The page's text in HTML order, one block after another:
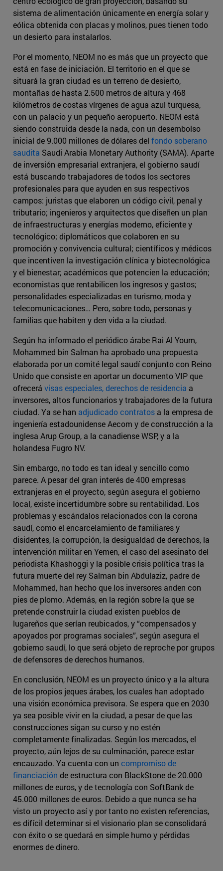
sistema de alimentación únicamente en energía solar y
eólica obtenida con placas y molinos, pues tienen todo
un desierto para instalarlos.
Por el momento, NEOM no es más que un proyecto que
está en fase de iniciación. El territorio en el que se
situará la gran ciudad es un terreno de desierto,
montañas de hasta 2.500 metros de altura y 468
kilómetros de costas vírgenes de agua azul turquesa,
con un palacio y un pequeño aeropuerto. NEOM está
siendo construida desde la nada, con un desembolso
inicial de 9.000 millones de dólares del fondo soberano
saudita Saudi Arabia Monetary Authority (SAMA). Aparte
de inversión empresarial extranjera, el gobierno saudí
está buscando trabajadores de todos los sectores
profesionales para que ayuden en sus respectivos
campos: juristas que elaboren un código civil, penal y
tributario; ingenieros y arquitectos que diseñen un plan
de infraestructuras y energías moderno, eficiente y
tecnológico; diplomáticos que colaboren en su
promoción y convivencia cultural; científicos y médicos
que incentiven la investigación clínica y biotecnológica
y el bienestar; académicos que potencien la educación;
economistas que rentabilicen los ingresos y gastos;
personalidades especializadas en turismo, moda y
telecomunicaciones… Pero, sobre todo, personas y
familias que habiten y den vida a la ciudad.
Según ha informado el periódico árabe Rai Al Youm,
Mohammed bin Salman ha aprobado una propuesta
elaborada por un comité legal saudí conjunto con Reino
Unido que consiste en aportar un documento VIP que
ofrecerá visas especiales, derechos de residencia a
inversores, altos funcionarios y trabajadores de la futura
ciudad. Ya se han adjudicado contratos a la empresa de
ingeniería estadounidense Aecom y de construcción a la
inglesa Arup Group, a la canadiense WSP, y a la
holandesa Fugro NV.
Sin embargo, no todo es tan ideal y sencillo como
parece. A pesar del gran interés de 400 empresas
extranjeras en el proyecto, según asegura el gobierno
local, existe incertidumbre sobre su rentabilidad. Los
problemas y escándalos relacionados con la corona
saudí, como el encarcelamiento de familiares y
disidentes, la corrupción, la desigualdad de derechos, la
intervención militar en Yemen, el caso del asesinato del
periodista Khashoggi y la posible crisis política tras la
futura muerte del rey Salman bin Abdulaziz, padre de
Mohammed, han hecho que los inversores anden con
pies de plomo. Además, en la región sobre la que se
pretende construir la ciudad existen pueblos de
lugareños que serían reubicados, y “compensados y
apoyados por programas sociales”, según asegura el
gobierno saudí, lo que será objeto de reproche por grupos
de defensores de derechos humanos.
En conclusión, NEOM es un proyecto único y a la altura
de los propios jeques árabes, los cuales han adoptado
una visión económica previsora. Se espera que en 2030
ya sea posible vivir en la ciudad, a pesar de que las
construcciones sigan su curso y no estén
completamente finalizadas. Según los mercados, el
proyecto, aún lejos de su culminación, parece estar
encauzado. Ya cuenta con un compromiso de
financiación de estructura con BlackStone de 20.000
millones de euros, y de tecnología con SoftBank de
45.000 millones de euros. Debido a que nunca se ha
visto un proyecto así y por tanto no existen referencias,
es difícil determinar si el visionario plan se consolidará
con éxito o se quedará en simple humo y pérdidas
enormes de dinero.